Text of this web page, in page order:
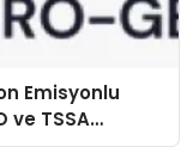
Emisyonlu
ve TSSA